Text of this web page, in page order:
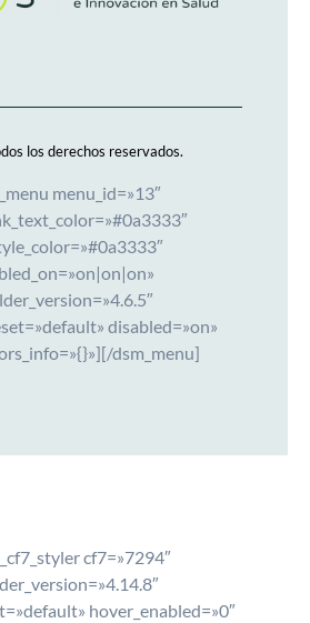
los derechos reservados.
menu_id=»13″
disabled=»on»
dsm_menu]
cf7=»7294″
hover_enabled=»0″